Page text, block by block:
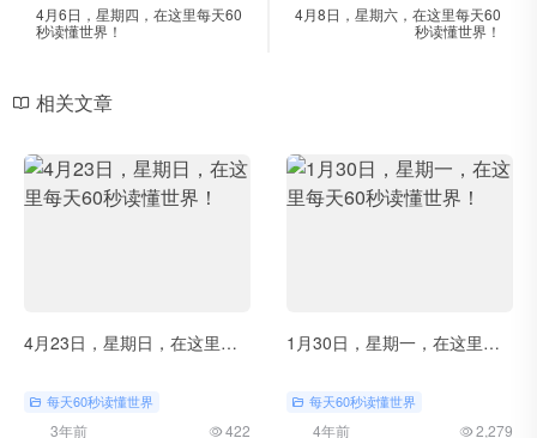
4月6日，星期四，在这里每天60
秒读懂世界！
4月8日，星期六，在这里每天60
秒读懂世界！
相关文章
4月23日，星期日，在这里每天60秒读懂世界！
每天60秒读懂世界
3年前 422
1月30日，星期一，在这里每天60秒读懂世界！
每天60秒读懂世界
4年前 2,279